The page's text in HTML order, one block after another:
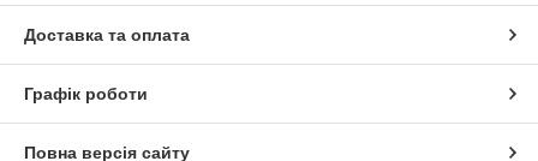
Доставка та оплата
Графік роботи
Повна версія сайту